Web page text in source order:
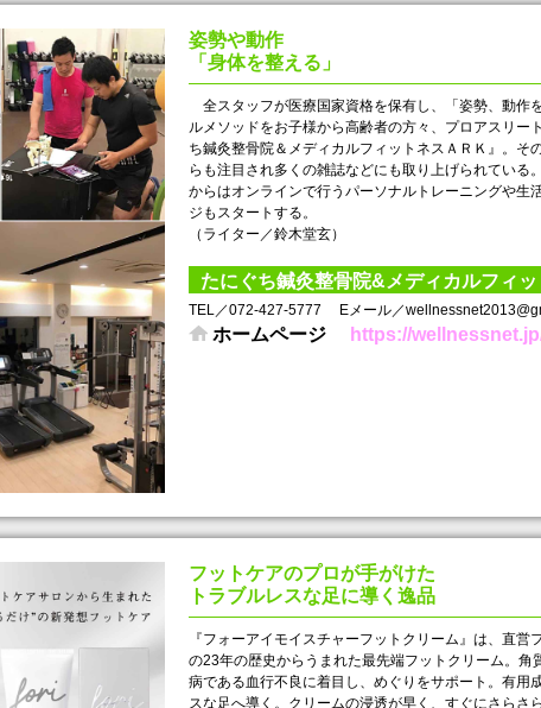
姿勢や動作
「身体を整える」
全スタッフが医療国家資格を保有し、「姿勢、動作
ルメソッドをお子様から高齢者の方々、プロアスリー
ち鍼灸整骨院＆メディカルフィットネスＡＲＫ』。そ
らも注目され多くの雑誌などにも取り上げられている
からはオンラインで行うパーソナルトレーニングや生
ジもスタートする。
（ライター／鈴木堂玄）
たにぐち鍼灸整骨院&メディカルフィ
TEL／072-427-5777 Eメール／
ホームページ https://
フットケアのプロが手がけた
トラブルレスな足に導く逸品
『フォーアイモイスチャーフットクリーム』は、直営
の23年の歴史からうまれた最先端フットクリーム。角
病である血行不良に着目し、めぐりをサポート。有用
スな足へ導く。クリームの浸透が早く、すぐにさらさ